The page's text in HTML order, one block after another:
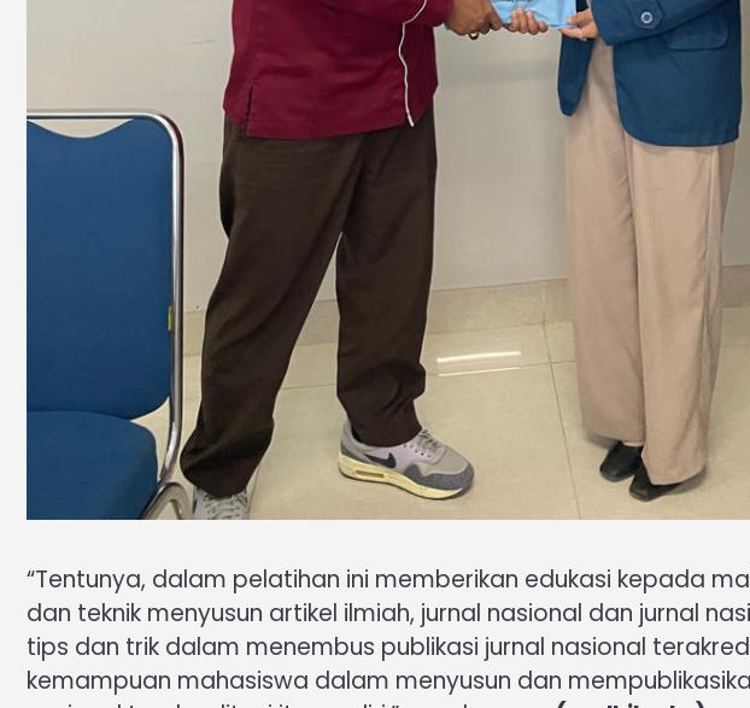
“Tentunya, dalam pelatihan ini memberikan edukasi kepada
dan teknik menyusun artikel ilmiah, jurnal nasional dan jurnal
tips dan trik dalam menembus publikasi jurnal nasional
kemampuan mahasiswa dalam menyusun dan